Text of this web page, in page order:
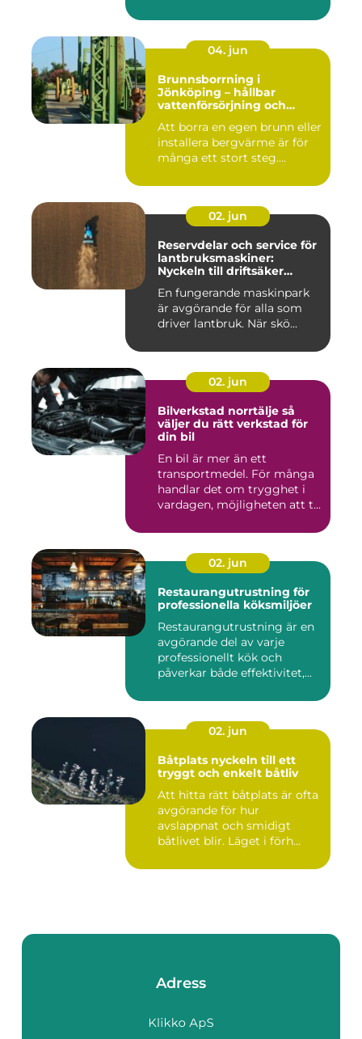
04. jun
Brunnsborrning i
Jönköping – hållbar
vattenförsörjning och
Att borra en egen brunn eller
installera bergvärme är för
många ett stort steg....
02. jun
Reservdelar och service för
lantbruksmaskiner:
Nyckeln till driftsäker
En fungerande maskinpark
är avgörande för alla som
driver lantbruk. När skö...
02. jun
Bilverkstad norrtälje så
väljer du rätt verkstad för
din bil
En bil är mer än ett
transportmedel. För många
handlar det om trygghet i
vardagen, möjligheten att t...
02. jun
Restaurangutrustning för
professionella köksmiljöer
Restaurangutrustning är en
avgörande del av varje
professionellt kök och
påverkar både effektivitet,...
02. jun
Båtplats nyckeln till ett
tryggt och enkelt båtliv
Att hitta rätt båtplats är ofta
avgörande för hur
avslappnat och smidigt
båtlivet blir. Läget i förh...
Adress